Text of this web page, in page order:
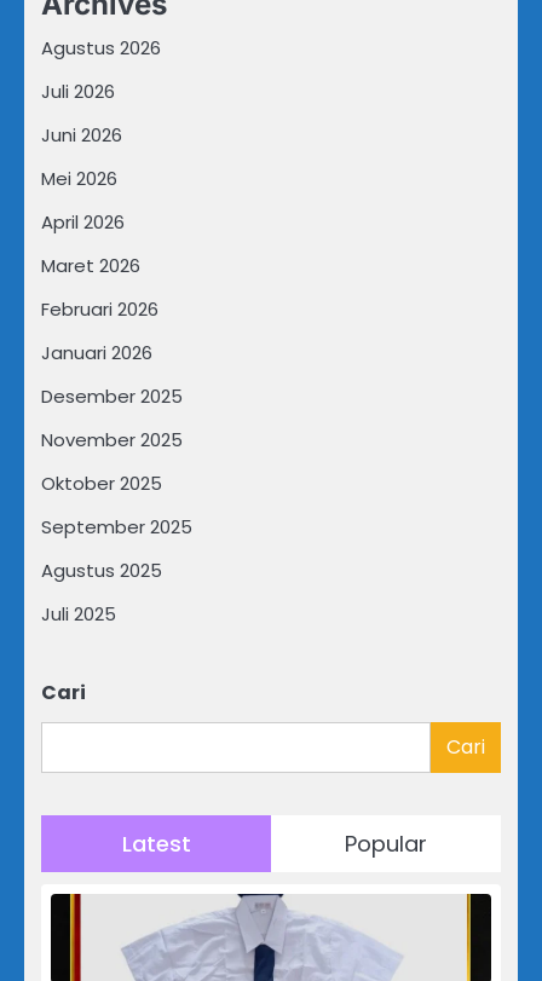
Agustus 2026
Juli 2026
Juni 2026
Mei 2026
April 2026
Maret 2026
Februari 2026
Januari 2026
Desember 2025
November 2025
Oktober 2025
September 2025
Agustus 2025
Juli 2025
Cari
Cari
Latest Popular